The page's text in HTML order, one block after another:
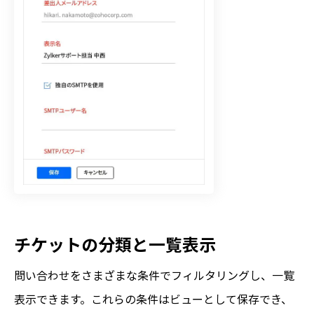
チケットの分類と一覧表示
問い合わせをさまざまな条件でフィルタリングし、一覧
表示できます。これらの条件はビューとして保存でき、